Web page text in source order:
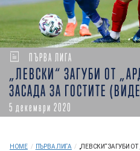
ПЪРВА ЛИГА
„ЛЕВСКИ“ ЗАГУБИ ОТ
ЗАСАДА ЗА ГОСТИТЕ
5 декември 2020
HOME / ПЪРВА ЛИГА / „ЛЕВСКИ“ ЗАГУБИ ОТ